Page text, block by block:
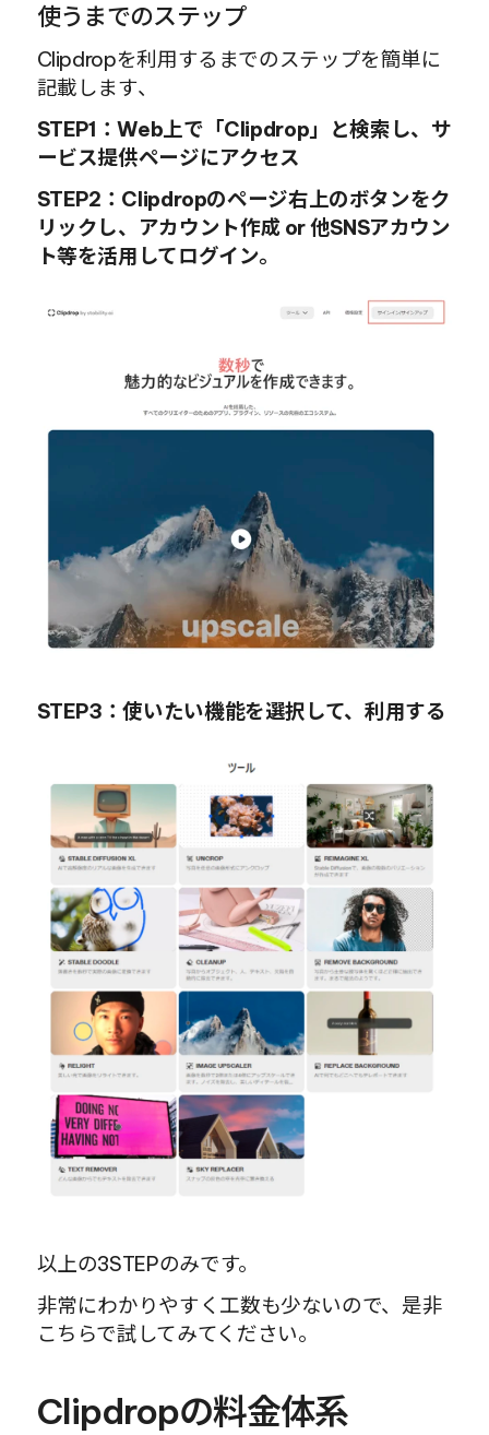
使うまでのステップ
Clipdropを利用するまでのステップを簡単に
記載します、
STEP1：Web上で「Clipdrop」と検索し、サ
ービス提供ページにアクセス
STEP2：Clipdropのページ右上のボタンをク
リックし、アカウント作成 or 他SNSアカウン
ト等を活用してログイン。
STEP3：使いたい機能を選択して、利用する
以上の3STEPのみです。
非常にわかりやすく工数も少ないので、是非
こちらで試してみてください。
Clipdropの料金体系